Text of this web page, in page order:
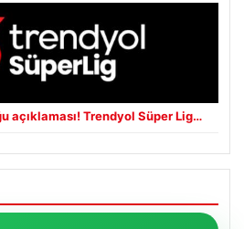
açıklaması! Trendyol Süper Lig…